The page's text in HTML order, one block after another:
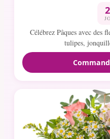
Célébrez Pâques avec des
tulipes,